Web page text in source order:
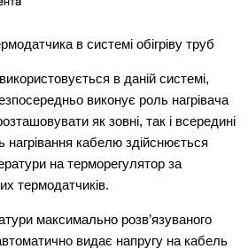
в системі обігріву труб
в даній системі,
виконує роль нагрівача
як зовні, так і всередині
нагрівання кабелю здійснюється
на терморегулятор за
термодатчиків.
максимально розв’язуваного
видає напругу на кабель